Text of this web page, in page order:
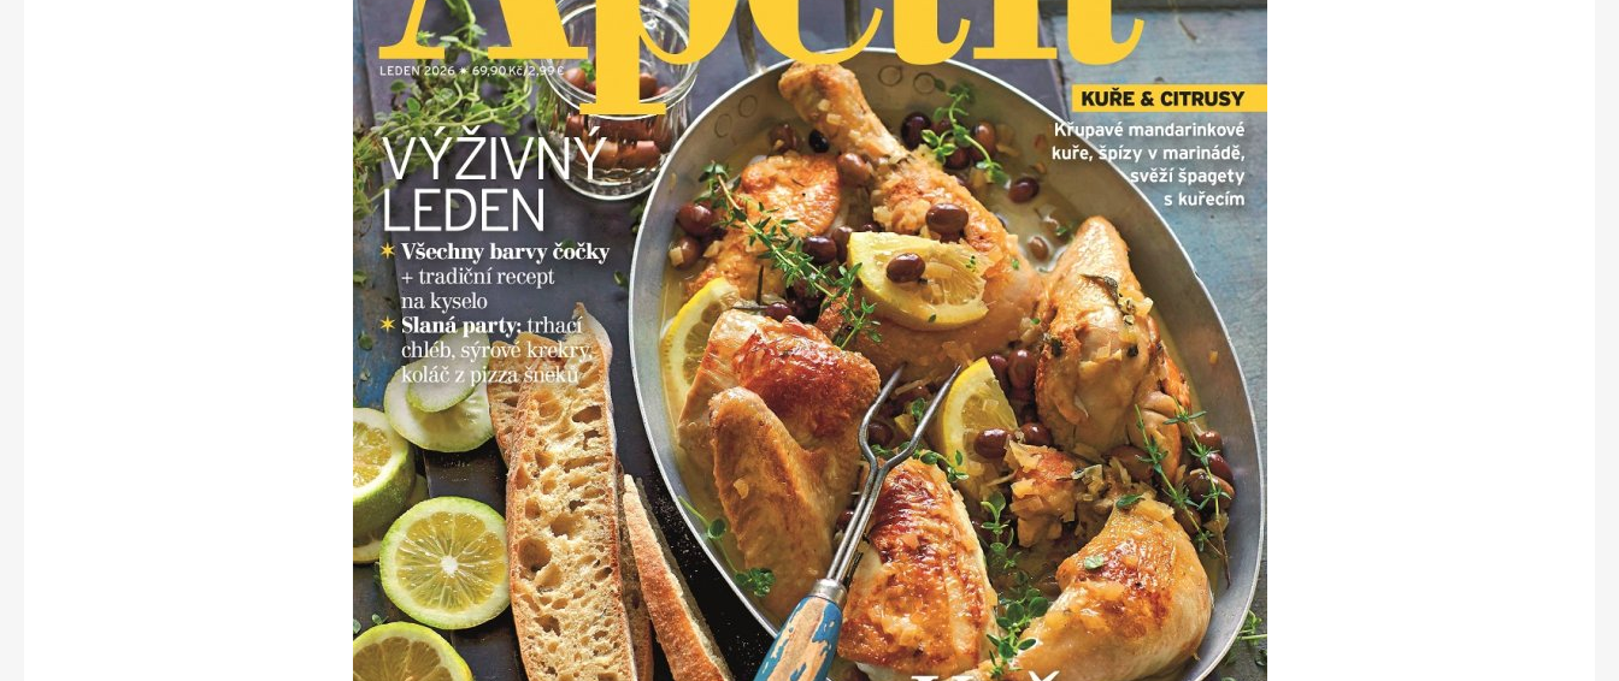
Apetit
Svět ženy
Marianne Bydlení
Marianne Venkov & styl
Naše krásná zahrada LEGO® časopisy